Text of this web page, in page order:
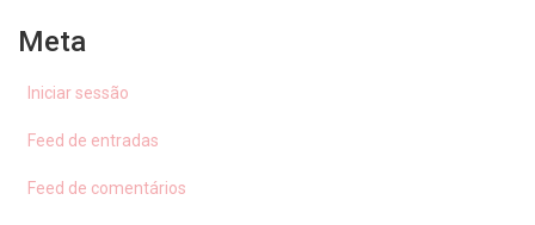
Meta
Iniciar sessão
Feed de entradas
Feed de comentários